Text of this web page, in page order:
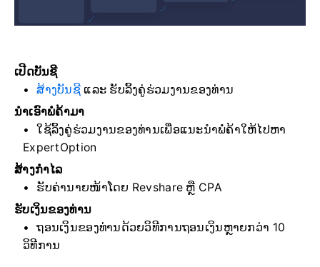
ເປີດບັນຊີ
ສ້າງບັນຊີແລະ ຮັບລິ້ງຄູ່ຮ່ວມງານຂອງທ່ານ
ນຳເອົາພໍ່ຄ້າມາ
ໃຊ້ລິ້ງຄູ່ຮ່ວມງານຂອງທ່ານເພື່ອແນະນຳພໍ່ຄ້າໃຫ້ໄປຫາ
ExpertOption
ສ້າງກຳໄລ
ຮັບຄ່ານາຍໜ້າໂດຍ Revshare ຫຼື CPA
ຮັບເງິນຂອງທ່ານ
ຖອນເງິນຂອງທ່ານດ້ວຍວິທີການຖອນເງິນຫຼາຍກວ່າ 10
ວິທີການ